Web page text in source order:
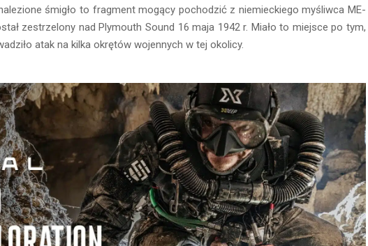
śmigło to fragment mogący pochodzić z niemieckiego myśliwca ME-
zestrzelony nad Plymouth Sound 16 maja 1942 r. Miało to miejsce po tym,
atak na kilka okrętów wojennych w tej okolicy.